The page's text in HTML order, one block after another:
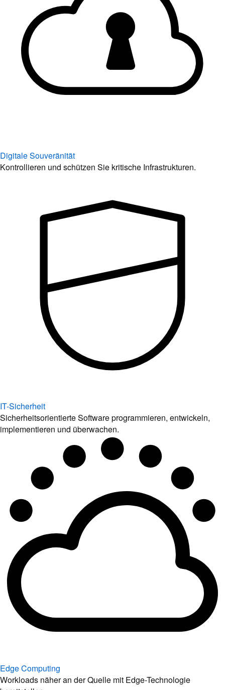
Digitale Souveränität
Kontrollieren und schützen Sie kritische Infrastrukturen.
IT-Sicherheit
Sicherheitsorientierte Software programmieren, entwickeln,
implementieren und überwachen.
Edge Computing
Workloads näher an der Quelle mit Edge-Technologie